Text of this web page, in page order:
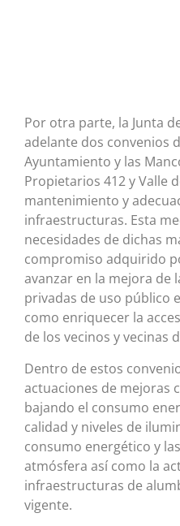
Por otra parte, la Junta
adelante dos convenios
Ayuntamiento y las
Propietarios 412 y Valle
mantenimiento y
infraestructuras. Esta
necesidades de dichas
compromiso adquirido
avanzar en la mejora de
privadas de uso público
como enriquecer la
de los vecinos y vecinas
Dentro de estos
actuaciones de mejoras
bajando el consumo
calidad y niveles de
consumo energético y
atmósfera así como la
infraestructuras de
vigente.